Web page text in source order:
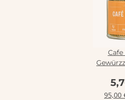
Cafe
95,00